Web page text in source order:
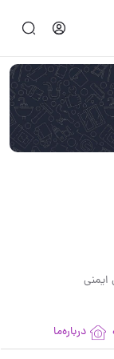
ایمنی
درباره‌ما